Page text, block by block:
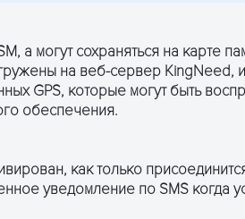
а могут сохраняться на карте
на веб-сервер KingNeed,
GPS, которые могут быть
обеспечения.
как только
уведомление по SMS когда